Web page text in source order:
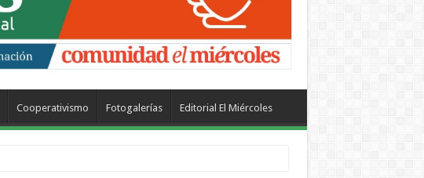
Cooperativismo Fotogalerías Editorial El Miércoles